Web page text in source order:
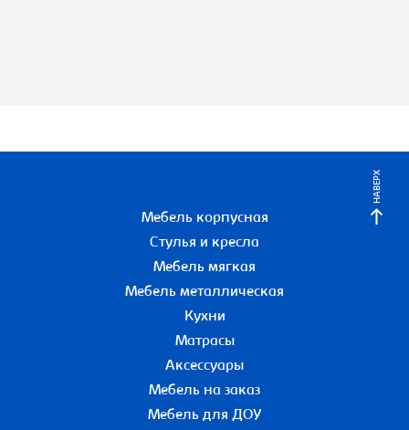
НАВЕРХ
Мебель корпусная
Стулья и кресла
Мебель мягкая
Мебель металлическая
Кухни
Матрасы
Аксессуары
Мебель на заказ
Мебель для ДОУ